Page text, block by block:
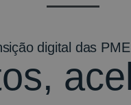
digital das